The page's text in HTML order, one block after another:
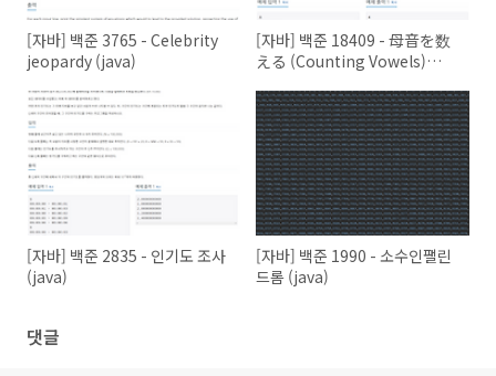
[자바] 백준 3765 - Celebrity
jeopardy (java)
[자바] 백준 18409 - 母音を数
える (Counting Vowels)
[자바] 백준 2835 - 인기도 조사
(java)
[자바] 백준 1990 - 소수인팰린
드롬 (java)
댓글